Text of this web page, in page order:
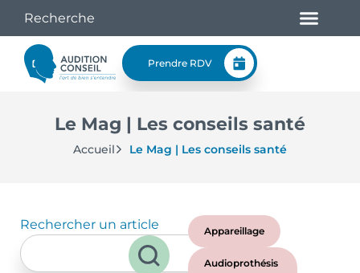
Prendre RDV
Le Mag | Les conseils santé
Accueil Le Mag | Les conseils santé
Rechercher un article Appareillage
Audioprothésis